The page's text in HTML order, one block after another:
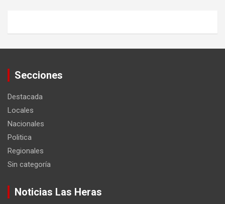
Secciones
Destacada
Locales
Nacionales
Politica
Regionales
Sin categoría
Noticias Las Heras